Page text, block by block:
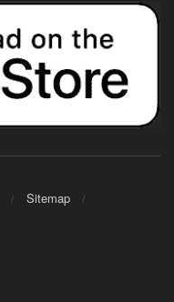
Sitemap